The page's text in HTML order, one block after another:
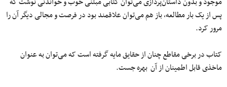
پس از یک بار مطالعه، باز هم می‌توان علاقمند بود در فرصت و مجالی دیگر آن را
مرور کرد.
کتاب در برخی مقاطع چنان از حقایق مایه گرفته است که می‌توان به عنوان
ماخذی قابل اطمینان از آن بهره جست.